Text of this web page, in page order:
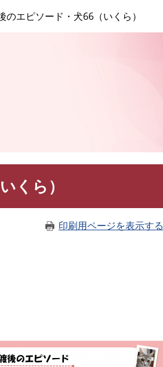
のエピソード・犬66（いくら）
くら）
印刷用ページを表示する